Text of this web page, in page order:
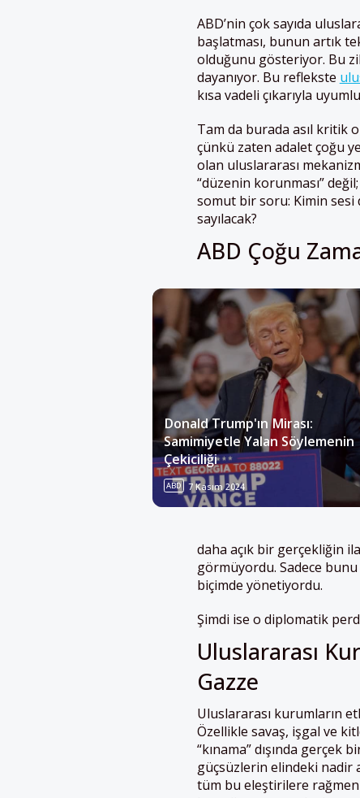
ABD’nin çok sayıda
başlatması, bunun artık
olduğunu gösteriyor. Bu
dayanıyor. Bu reflekste
kısa vadeli çıkarıyla
Tam da burada asıl kritik
çünkü zaten adalet çoğu
olan uluslararası
“düzenin korunması”
somut bir soru: Kimin sesi
sayılacak?
ABD Çoğu
Donald Trump'ın Mirası:
Samimiyetle Yalan Söylemenin
Çekiciliği
ABD 7 Kasım 2024
daha açık bir gerçekliğin
görmüyordu. Sadece
biçimde yönetiyordu.
Şimdi ise o diplomatik
Uluslararası
Gazze
Uluslararası kurumların
Özellikle savaş, işgal ve
“kınama” dışında
güçsüzlerin elindeki nadir
tüm bu eleştirilere